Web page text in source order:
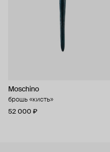
Moschino
брошь «кисть»
52 000 ₽